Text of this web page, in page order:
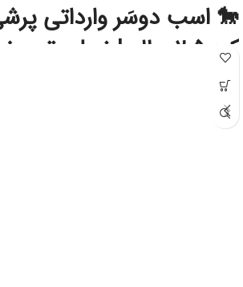
کره ۲.۵ ساله | نسل‌برتر
آینده‌سازان پرش
این کره دوسَر وارداتی